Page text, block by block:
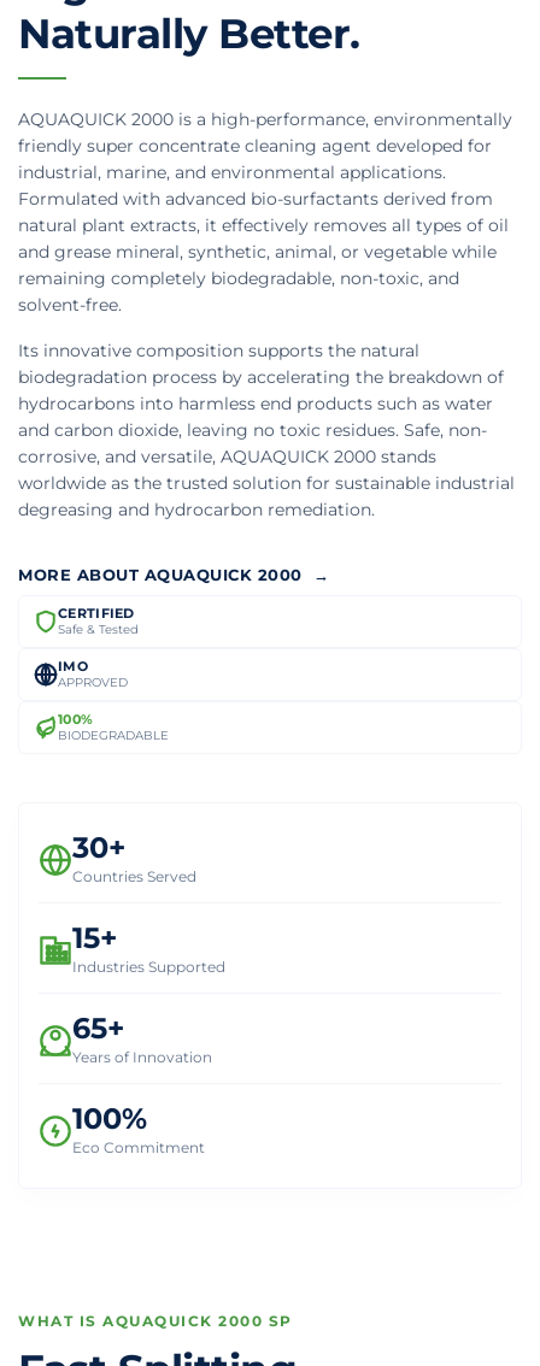
Naturally Better.
AQUAQUICK 2000 is a high-performance, environmentally
friendly super concentrate cleaning agent developed for
industrial, marine, and environmental applications.
Formulated with advanced bio-surfactants derived from
natural plant extracts, it effectively removes all types of oil
and grease mineral, synthetic, animal, or vegetable while
remaining completely biodegradable, non-toxic, and
solvent-free.
Its innovative composition supports the natural
biodegradation process by accelerating the breakdown of
hydrocarbons into harmless end products such as water
and carbon dioxide, leaving no toxic residues. Safe, non-
corrosive, and versatile, AQUAQUICK 2000 stands
worldwide as the trusted solution for sustainable industrial
degreasing and hydrocarbon remediation.
MORE ABOUT AQUAQUICK 2000 →
CERTIFIED
Safe & Tested
IMO
APPROVED
100%
BIODEGRADABLE
30+
Countries Served
15+
Industries Supported
65+
Years of Innovation
100%
Eco Commitment
WHAT IS AQUAQUICK 2000 SP